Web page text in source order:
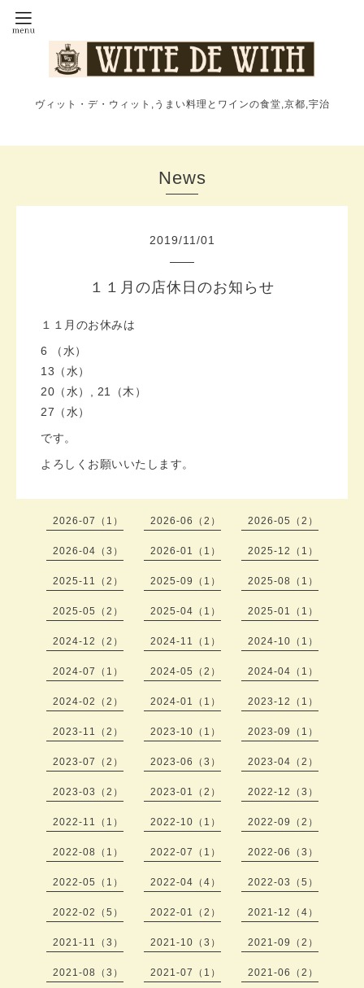
ヴィット・デ・ウィット,うまい料理とワインの食堂,京都,宇治
News
2019/11 /01
１１月の店休日のお知らせ
１１月のお休みは
6 （水）
13（水）
20（水）, 21（木）
27（水）
です。
よろしくお願いいたします。
2026-07（1） 2026-06（2） 2026-05（2）
2026-04（3） 2026-01（1） 2025-12（1）
2025-11（2） 2025-09（1） 2025-08（1）
2025-05（2） 2025-04（1） 2025-01（1）
2024-12（2） 2024-11（1） 2024-10（1）
2024-07（1） 2024-05（2） 2024-04（1）
2024-02（2） 2024-01（1） 2023-12（1）
2023-11（2） 2023-10（1） 2023-09（1）
2023-07（2） 2023-06（3） 2023-04（2）
2023-03（2） 2023-01（2） 2022-12（3）
2022-11（1） 2022-10（1） 2022-09（2）
2022-08（1） 2022-07（1） 2022-06（3）
2022-05（1） 2022-04（4） 2022-03（5）
2022-02（5） 2022-01（2） 2021-12（4）
2021-11（3） 2021-10（3） 2021-09（2）
2021-08（3） 2021-07（1） 2021-06（2）